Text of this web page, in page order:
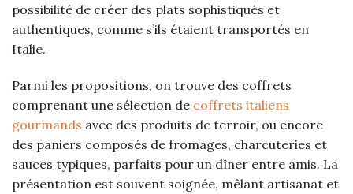
possibilité de créer des plats sophistiqués et
authentiques, comme s’ils étaient transportés en
Italie.
Parmi les propositions, on trouve des coffrets
comprenant une sélection de coffrets italiens
gourmands avec des produits de terroir, ou encore
des paniers composés de fromages, charcuteries et
sauces typiques, parfaits pour un dîner entre amis. La
présentation est souvent soignée, mêlant artisanat et